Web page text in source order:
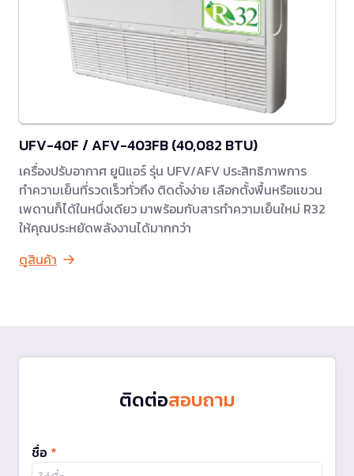
UFV-40F / AFV-403FB (40,082 BTU)
เครื่องปรับอากาศ ยูนิแอร์ รุ่น UFV/AFV ประสิทธิภาพการ
ทำความเย็นที่รวดเร็วทั่วถึง ติดตั้งง่าย เลือกตั้งพื้นหรือแขวน
เพดานก็ได้ในหนึ่งเดียว มาพร้อมกับสารทำความเย็นใหม่ R32
ให้คุณประหยัดพลังงานได้มากกว่า
ดูสินค้า
ติดต่อสอบถาม
ชื่อ *